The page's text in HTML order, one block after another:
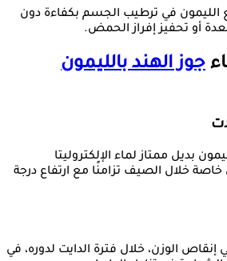
الليمون في ترطيب الجسم بكفاءة دون
أو تحفيز إفراز الحمض.
جوز الهند بالليمون
بديل ممتاز لماء الإلكتروليتا
خاصة خلال الصيف تزامنًا مع ارتفاع درجة
الوزن، خلال فترة الدايت لدوره، في